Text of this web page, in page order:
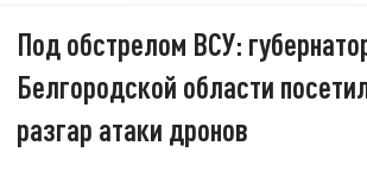
Под обстрелом ВСУ:
Белгородской области
разгар атаки дронов